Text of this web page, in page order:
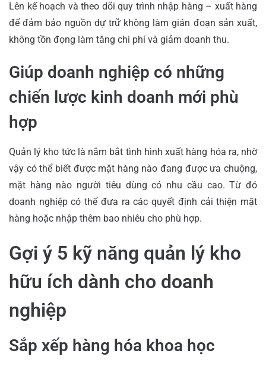
Lên kế hoạch và theo dõi quy trình nhập hàng – xuất hàng
để đảm bảo nguồn dự trữ không làm gián đoạn sản xuất,
không tồn đọng làm tăng chi phí và giảm doanh thu.
Giúp doanh nghiệp có những
chiến lược kinh doanh mới phù
hợp
Quản lý kho tức là nắm bắt tình hình xuất hàng hóa ra, nhờ
vậy có thể biết được mặt hàng nào đang được ưa chuộng,
mặt hàng nào người tiêu dùng có nhu cầu cao. Từ đó
doanh nghiệp có thể đưa ra các quyết định cải thiện mặt
hàng hoặc nhập thêm bao nhiêu cho phù hợp.
Gợi ý 5 kỹ năng quản lý kho
hữu ích dành cho doanh
nghiệp
Sắp xếp hàng hóa khoa học